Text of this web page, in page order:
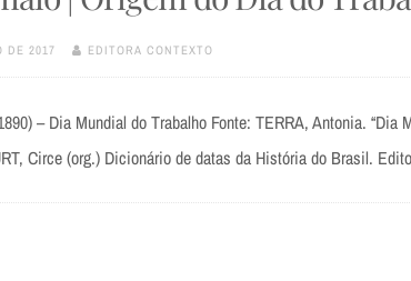
DE 2017 EDITORA CONTEXTO
– Dia Mundial do Trabalho Fonte: TERRA, Antonia. “Dia
Circe (org.) Dicionário de datas da História do Brasil.